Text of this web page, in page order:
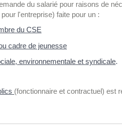
du salarié pour raisons de
l'entreprise) faite pour un :
du CSE
cadre de jeunesse
environnementale et syndicale.
(fonctionnaire et contractuel) est